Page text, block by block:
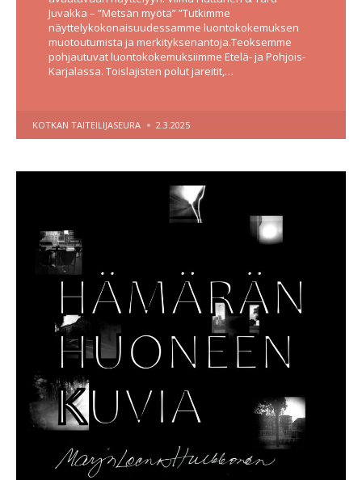
Juvakka – ”Metsän myötä” ”Tutkimme
näyttelykokonaisuudessamme luontokokemuksen
muotoutumista ja merkityksenantoja.Teoksemme
pohjautuvat luontokokemuksiimme Etelä- ja Pohjois-
Karjalassa. Toislajisten polut jareitit,…
POSTED
KOTKAN TAITEILIJASEURA 2.3.2025